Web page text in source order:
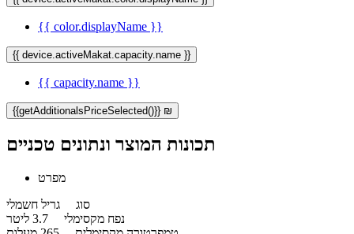
{{ color.displayName }}
{{ device.activeMakat.capacity.name }}
{{ capacity.name }}
{{getAdditionalsPriceSelected()}} ₪
תכונות המוצר ונתונים טכניים
מפרט
סוג גריל חשמלי
נפח מקסימלי